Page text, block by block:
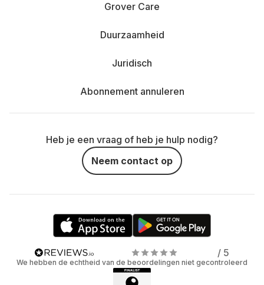
Grover Care
Duurzaamheid
Juridisch
Abonnement annuleren
Heb je een vraag of heb je hulp nodig?
Neem contact op
/ 5
We hebben de echtheid van de beoordelingen niet gecontroleerd